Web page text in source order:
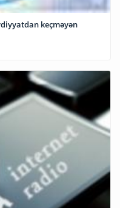
keçməyən